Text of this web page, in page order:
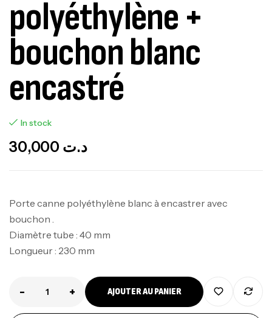
polyéthylène +
bouchon blanc
encastré
In stock
د.ت
Porte canne polyéthylène blanc à encastrer avec
bouchon .
Diamètre tube : 40 mm
Longueur : 230 mm
- + AJOUTER AU PANIER